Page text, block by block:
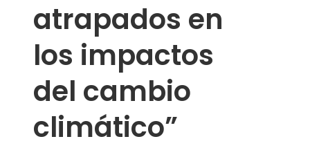
atrapados en
los impactos
del cambio
climático”